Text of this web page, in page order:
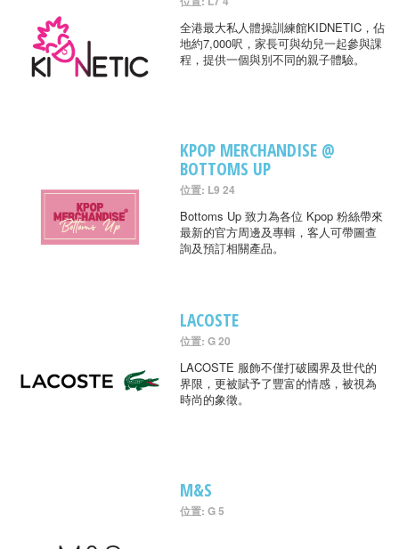
全港最大私人體操訓練館KIDNETIC，佔
地約7,000呎，家長可與幼兒一起參與課
程，提供一個與別不同的親子體驗。
KPOP MERCHANDISE @
BOTTOMS UP
位置: L9 24
Bottoms Up 致力為各位 Kpop 粉絲帶來
最新的官方周邊及專輯，客人可帶圖查
詢及預訂相關產品。
LACOSTE
位置: G 20
LACOSTE 服飾不僅打破國界及世代的
界限，更被賦予了豐富的情感，被視為
時尚的象徵。
M&S
位置: G 5